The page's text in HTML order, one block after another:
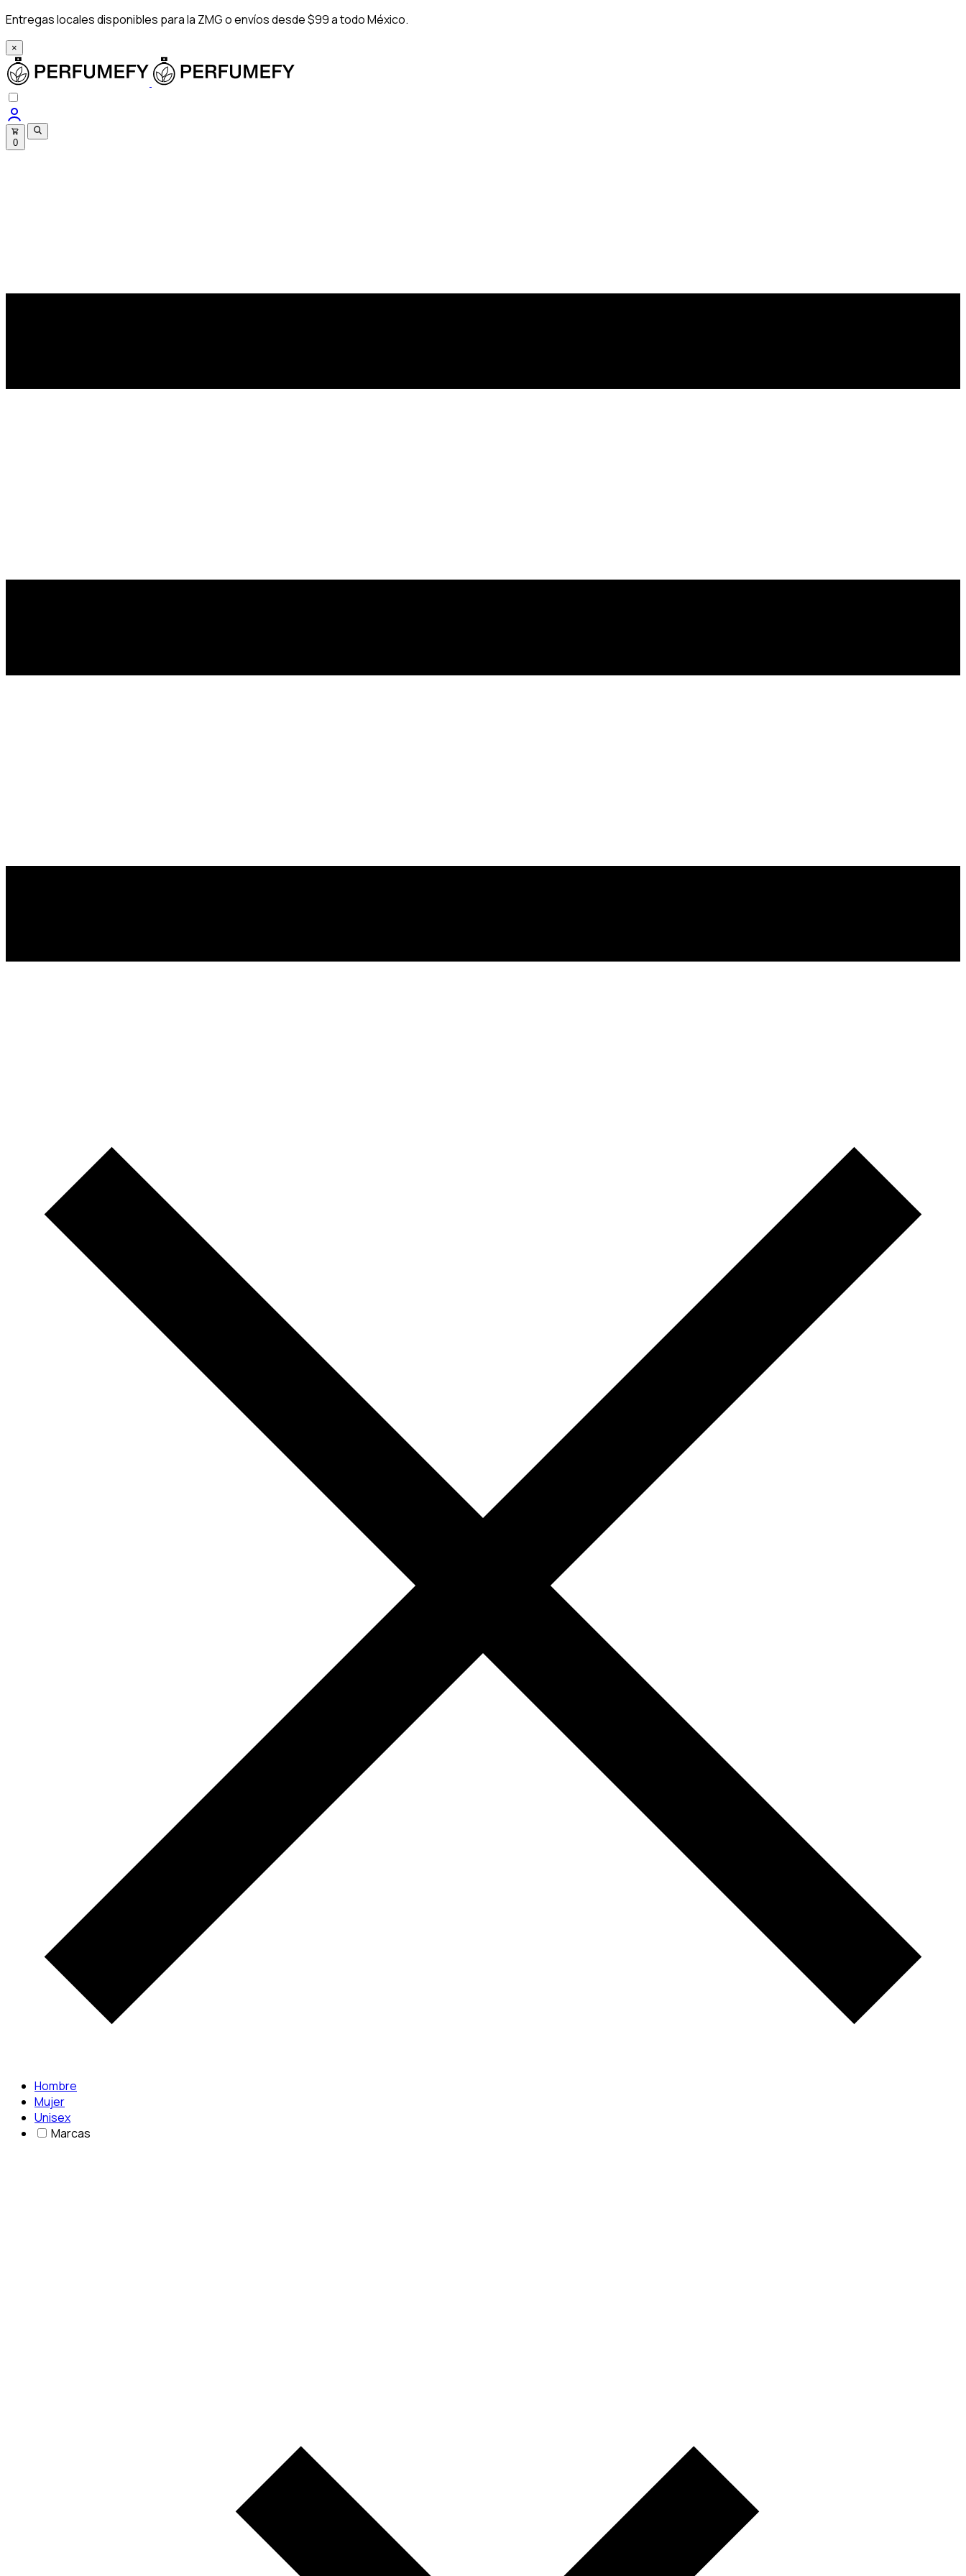
Entregas locales disponibles para la ZMG o envíos desde $99 a todo México.
×
0
Hombre
Mujer
Unisex
Marcas